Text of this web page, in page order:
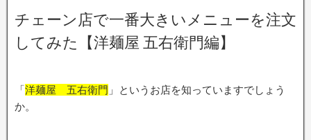
チェーン店で一番大きいメニューを注文
してみた【洋麺屋 五右衛門編】
「洋麺屋 五右衛門 」というお店を知っていますでしょう
か。